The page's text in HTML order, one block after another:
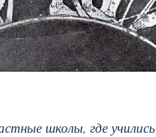
школы, где